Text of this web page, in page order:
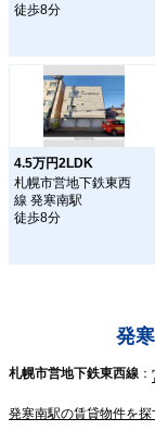
徒歩8分
4.5万円2LDK
札幌市営地下鉄東西
線 発寒南駅
徒歩8分
発
札幌市営地下鉄東西線
発寒南駅の賃貸物件を探